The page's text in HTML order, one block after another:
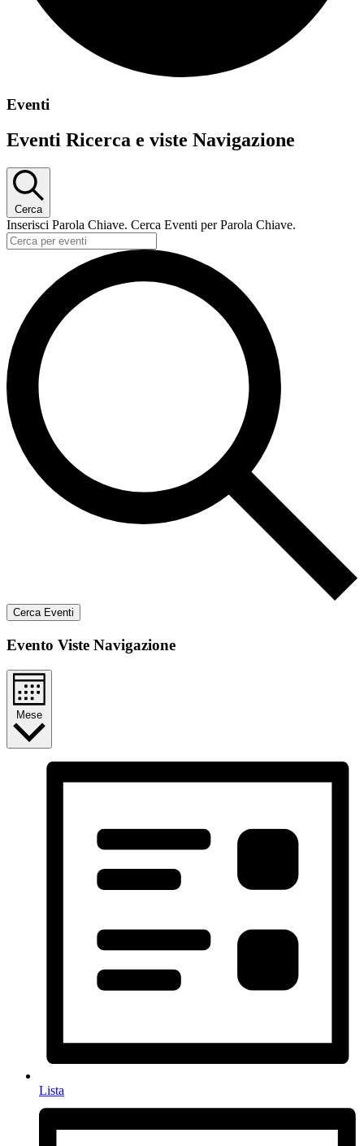
Eventi
Eventi Ricerca e viste Navigazione
Cerca
Inserisci Parola Chiave. Cerca Eventi per Parola Chiave.
Cerca Eventi
Evento Viste Navigazione
Mese
Lista